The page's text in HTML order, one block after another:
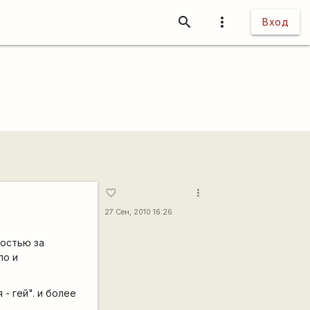
more_vert Вход
search
за
и
- гей". и более
favorite_border
27 Сен, 2010 16:26
more_vert